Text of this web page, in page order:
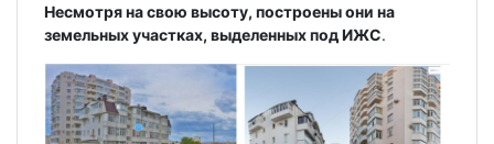
Несмотря на свою высоту, построены они на
земельных участках, выделенных под ИЖС.